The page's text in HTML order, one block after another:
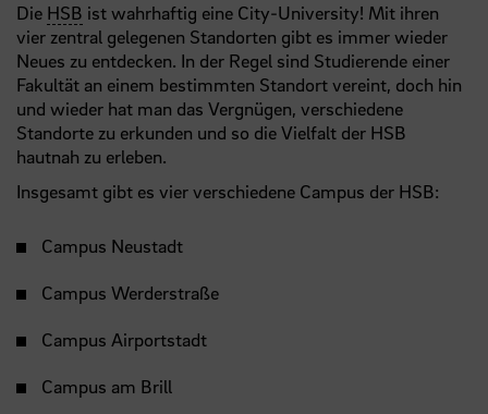
Die HSB ist wahrhaftig eine City-University! Mit ihren
vier zentral gelegenen Standorten gibt es immer wieder
Neues zu entdecken. In der Regel sind Studierende einer
Fakultät an einem bestimmten Standort vereint, doch hin
und wieder hat man das Vergnügen, verschiedene
Standorte zu erkunden und so die Vielfalt der HSB
hautnah zu erleben.
Insgesamt gibt es vier verschiedene Campus der HSB:
Campus Neustadt
Campus Werderstraße
Campus Airportstadt
Campus am Brill